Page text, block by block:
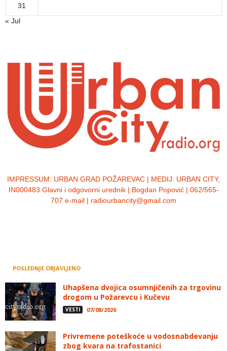
31
« Jul
IMPRESSUM: URBAN GRAD POŽAREVAC | MEDIJ: URBAN CITY,
IN000483 Glavni i odgovorni urednik | Bogdan Popović | 062/565-
707 e-mail | radiourbancity@gmail.com
POSLEDNJE OBJAVLJENO
Uhapšena dvojica osumnjičenih za trgovinu
drogom u Požarevcu i Kučevu
VESTI 07/08/2026
Privremene poteškoće u vodosnabdevanju
zbog kvara na trafostanici